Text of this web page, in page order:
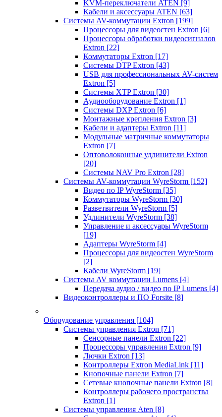
KVM-переключатели ATEN [9]
Кабели и аксессуары ATEN [63]
Системы AV-коммутации Extron [199]
Процессоры для видеостен Extron [6]
Процессоры обработки видеосигналов
Extron [22]
Коммутаторы Extron [17]
Системы DTP Extron [43]
USB для профессиональных AV-систем
Extron [5]
Системы XTP Extron [30]
Аудиооборудование Extron [1]
Системы DXP Extron [6]
Монтажные крепления Extron [3]
Кабели и адаптеры Extron [11]
Модульные матричные коммутаторы
Extron [7]
Оптоволоконные удлинители Extron
[20]
Системы NAV Pro Extron [28]
Системы AV-коммутации WyreStorm [152]
Видео по IP WyreStorm [35]
Коммутаторы WyreStorm [30]
Разветвители WyreStorm [5]
Удлинители WyreStorm [38]
Управление и аксессуары WyreStorm
[19]
Адаптеры WyreStorm [4]
Процессоры для видеостен WyreStorm
[2]
Кабели WyreStorm [19]
Системы AV коммутации Lumens [4]
Передача аудио / видео по IP Lumens [4]
Видеоконтроллеры и ПО Forsite [8]
Оборудование управления [104]
Системы управления Extron [71]
Сенсорные панели Extron [22]
Процессоры управления Extron [9]
Лючки Extron [13]
Контроллеры Extron MediaLink [11]
Кнопочные панели Extron [7]
Сетевые кнопочные панели Extron [8]
Контроллеры рабочего пространства
Extron [1]
Системы управления Aten [8]